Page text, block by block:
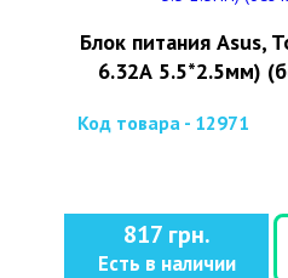
Блок питания Asus,
6.32А 5.5*2.5мм)
Код товара - 12971
817 грн.
Есть в наличии